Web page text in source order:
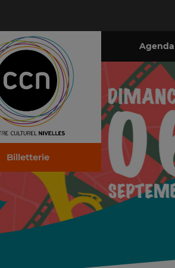
Billetterie
Agenda
la brochure (.pdf)